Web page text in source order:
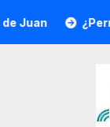
¿Permitirán